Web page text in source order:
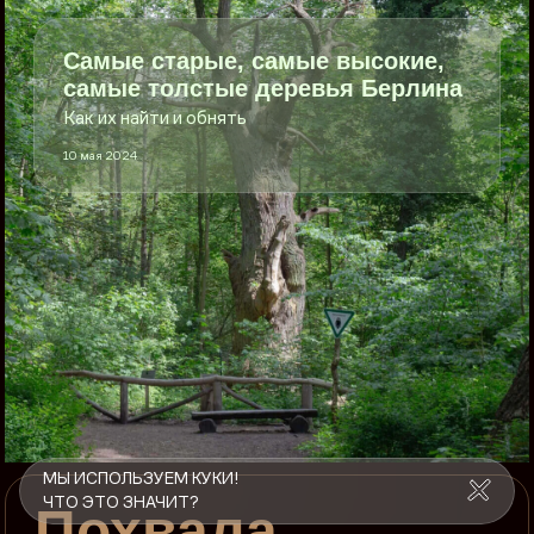
Самые старые, самые высокие,
самые толстые деревья Берлина
Как их найти и обнять
10 мая 2024
МЫ ИСПОЛЬЗУЕМ КУКИ!
ЧТО ЭТО ЗНАЧИТ?